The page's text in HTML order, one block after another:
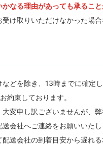
なる理由があっても承ること
け取りいただけなかった場
どを除き、13時までに確定
約束しております。
変申し訳ございませんが、
会社へご連絡をお願いいたし
送会社の到着目安から遅れ